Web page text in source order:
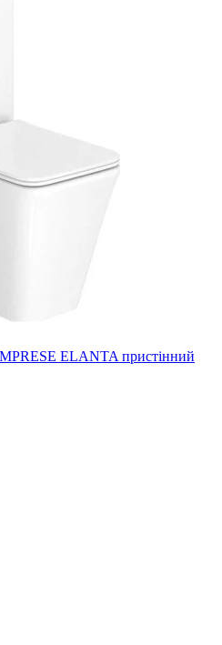
ELANTA пристінний